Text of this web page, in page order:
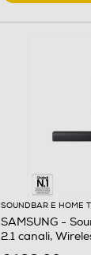
SOUNDBAR E HOME
SAMSUNG -
2.1 canali,